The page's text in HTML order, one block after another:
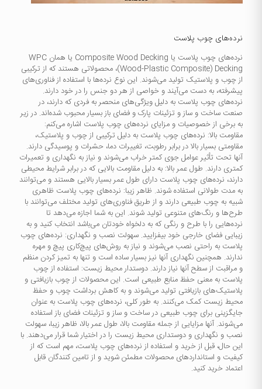
نرده‌های چوب پلاست
نرده‌های چوب پلاست یا Composite Wood Decking یا همان WPC
(Wood-Plastic Composite) Decking، محصولاتی هستند که از ترکیبی
از چوب و پلاستیک تولید می‌شوند. این نوع نرده‌ها با استفاده از فناوری‌های
پیشرفته، به دست می‌آیند و خواصی از هر دو جنس را در خود دارند.
نرده‌های چوب پلاست به دلیل ویژگی‌های منحصر به فردی که دارند، در
صنعت ساخت و ساز و تزئینات پارک و فضای باز بسیار محبوب شده‌اند. در زیر
به برخی از خصوصیات و مزایای نرده‌های چوب پلاست اشاره می‌کنم:
مقاومت بالا: نرده‌های چوب پلاست به دلیل ترکیبی از چوب و پلاستیک،
مقاومتی بسیار بالا در برابر رطوبت، تغییرات دما، حشرات و پوسیدگی دارند.
آنها تحت تأثیر عوامل جوی کمتر خراب می‌شوند و نیاز به نگهداری و تعمیرات
کمتری دارند. طول عمر بالا: به دلیل مقاومت بالایی که در برابر شرایط محیطی
دارند، نرده‌های چوب پلاست دارای طول عمر بسیار بالایی هستند و می‌توانند
به مدت طولانی استفاده شوند. ظاهر زیبا: نرده‌های چوب پلاست ظاهری
شبیه به چوب طبیعی دارند و از طریق فناوری‌های تولید مختلف می‌توانند با
طرح‌ها و رنگ‌های متنوعی تولید شوند. این به شما اجازه می‌دهد تا
نرده‌هایی را با طرح و رنگی که به دلخواه خودتان می‌باشد انتخاب کنید و به
زیبایی فضای خارجی خود بیفزایید. سهولت نصب و نگهداری: نرده‌های چوب
پلاست به راحتی نصب می‌شوند و نیاز به روش‌های پیچ‌کاری پیچ و مهره
ندارند. همچنین نگهداری آنها نیز بسیار ساده است و تنها به تمیز کردن منظم
و مراقبت از سطح آنها نیاز دارند. دوستدار محیط زیست: استفاده از چوب
پلاست به معنی حفظ منابع طبیعی است. این محصولات از چوب بازیافتی و
پلاستیک‌های بازیافتی تولید می‌شوند و به کاهش برداشت چوب و حفظ
محیط زیست کمک می‌کنند. به طور کلی، نرده‌های چوب پلاست به عنوان
جایگزینی برای چوب طبیعی در ساخت و ساز و تزئینات فضای باز استفاده
می‌شوند. آنها مزایایی از جمله مقاومت بالا، طول عمر بالا، ظاهر زیبا، سهولت
نصب و نگهداری و دوستداری محیط زیست را در اختیار شما قرار می‌دهند. با
این حال، قبل از خرید و استفاده از نرده‌های چوب پلاست، مهم است که از
کیفیت و استانداردهای محصولات مطمئن شوید و از تامین کنندگان قابل
اعتماد خرید کنید.